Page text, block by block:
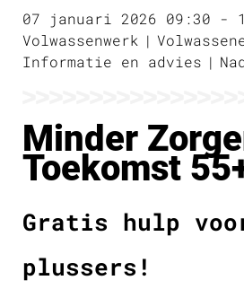
07 januari 2026 09:30 -
Volwassenwerk
Informatie en advies
Minder
Toekomst
Gratis hulp
plussers!